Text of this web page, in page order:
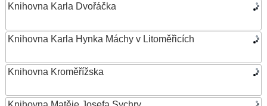
Knihovna Karla Dvořáčka
Knihovna Karla Hynka Máchy v Litoměřicích
Knihovna Kroměřížska